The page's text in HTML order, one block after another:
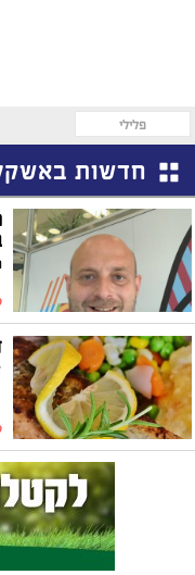
פלילי
חדשות